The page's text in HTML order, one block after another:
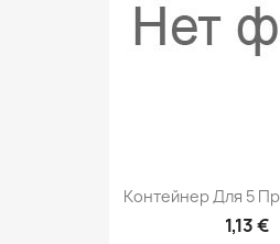
Контейнер Для 5
1,13 €